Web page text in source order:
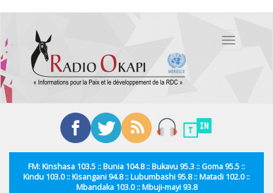
contenu
principal
Toggle
FM: Kinshasa 103.5 :: Bunia 104.8 :: Bukavu 95.3 :: Goma 95.5 ::
Kindu 103.0 :: Kisangani 94.8 :: Lubumbashi 95.8 :: Matadi 102.0 ::
Mbandaka 103.0 :: Mbuji-mayi 93.8